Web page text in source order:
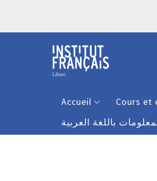
Accueil Cours et
باللغة العربية